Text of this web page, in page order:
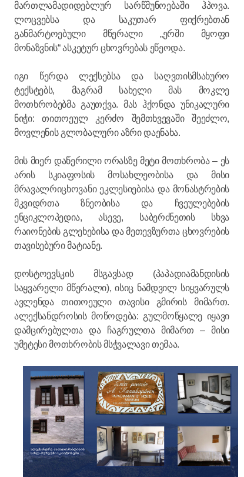
მართლამადიდებლურ სარწმუნოებაში ჰპოვა.
ლოცვებსა და საკუთარ ფიქრებთან
განმარტოებული მწერალი „ერში მყოფი
მონაზვნის“ ასკეტურ ცხოვრებას ეწეოდა.
იგი წერდა ლექსებსა და საღვთისმსახურო
ტექსტებს, მაგრამ სახელი მას მოკლე
მოთხრობებმა გაუთქვა. მას ჰქონდა უნიკალური
ნიჭი: თითოეულ კერძო შემთხვევაში შეეძლო,
მოვლენის გლობალური აზრი დაენახა.
მის მიერ დაწერილი ორასზე მეტი მოთხრობა – ეს
არის სკიაფოსის მოსახლეობისა და მისი
მრავალრიცხოვანი ეკლესიებისა და მონასტრების
მკვიდრთა ზნეობისა და ჩვეულებების
ენციკლოპედია, ასევე, საბერძნეთის სხვა
რაიონების გლეხებისა და მეთევზურთა ცხოვრების
თავისებური მატიანე.
დოსტოევსკის მსგავსად (პაპადიამანდისის
საყვარელი მწერალი), ისიც ნამდვილ სიყვარულს
ავლენდა თითოეული თავისი გმირის მიმართ.
ალექსანდროსის მოწოდება: გულმოწყალე იყავი
დამცირებულთა და ჩაგრულთა მიმართ – მისი
უმეტესი მოთხრობის მსჭვალავი თემაა.